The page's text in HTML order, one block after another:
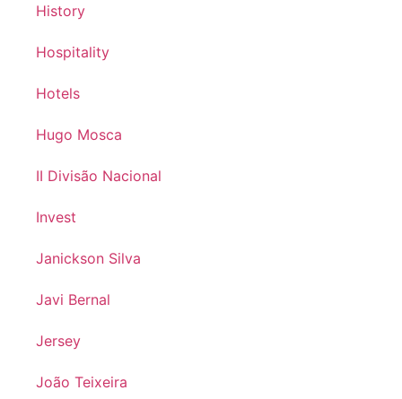
History
Hospitality
Hotels
Hugo Mosca
II Divisão Nacional
Invest
Janickson Silva
Javi Bernal
Jersey
João Teixeira